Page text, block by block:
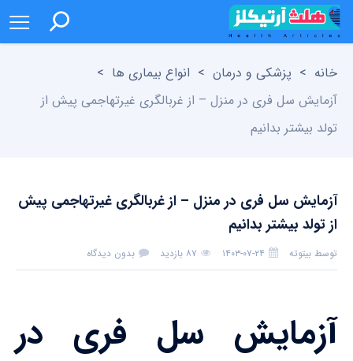
خانه > پزشکی و درمان > انواع بیماری ها >
آزمایش سل فری در منزل – از غربالگری غیرتهاجمی پیش از
تولد بیشتر بدانیم
آزمایش سل فری در منزل – از غربالگری غیرتهاجمی پیش
از تولد بیشتر بدانیم
توسط بیتوته ۱۴۰۳-۰۷-۲۴ ۸۷ بازدید بدون دیدگاه
آزمایش سل فری در